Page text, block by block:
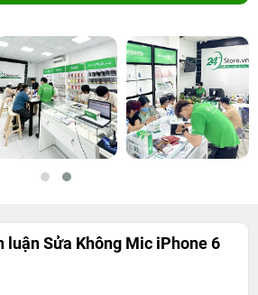
luậnSửa Không Mic iPhone 6